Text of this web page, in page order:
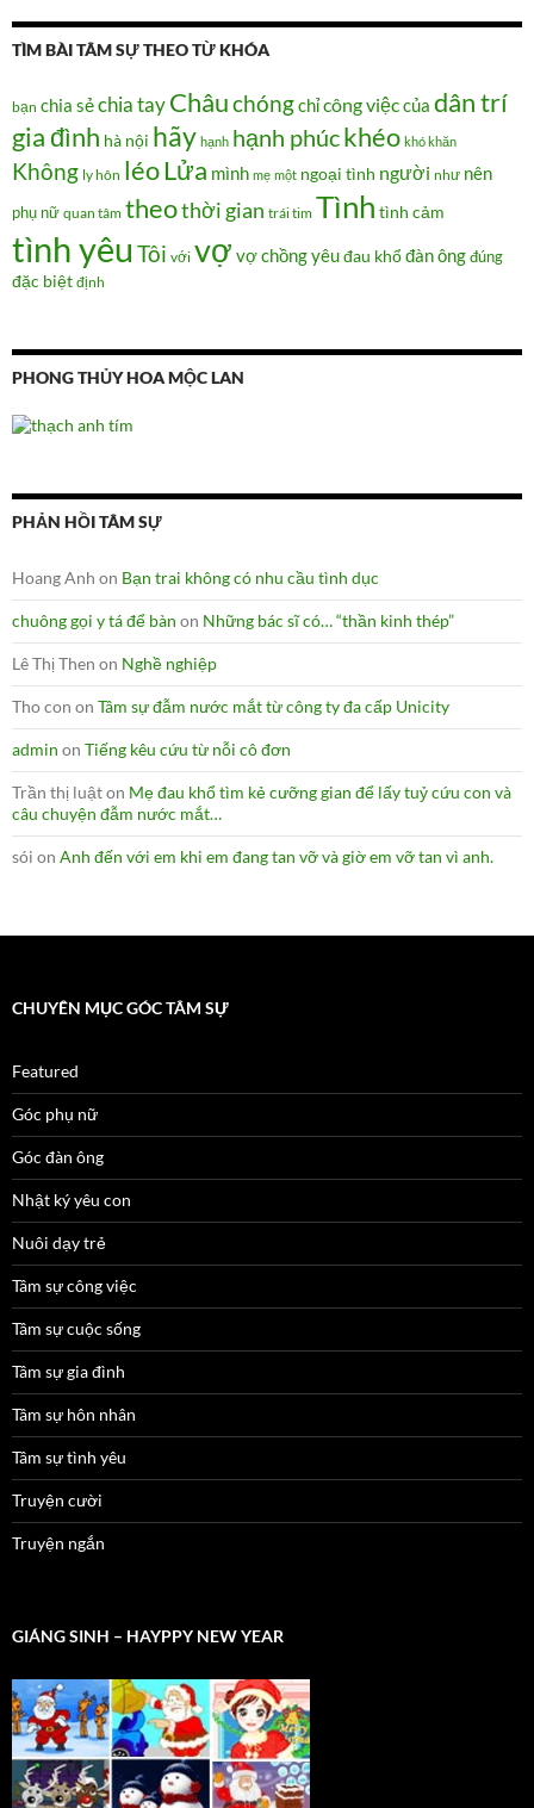
TÌM BÀI TÂM SỰ THEO TỪ KHÓA
bạn chia sẻchia tay Châuchóngchỉcông việccủa dân trí
gia đình hà nội hãy hạnh hạnh phúckhéo khó khăn
Không ly hôn léoLửa mình mẹ một ngoại tình người như nên
phụ nữ quan tâm theothời gian trái tim Tình tình cảm
tình yêu Tôi với vợ vợ chồngyêuđau khổđàn ôngđúng
đặc biệt định
PHONG THỦY HOA MỘC LAN
PHẢN HỒI TÂM SỰ
Hoang Anh on Bạn trai không có nhu cầu tình dục
chuông gọi y tá để bàn on Những bác sĩ có… “thần kinh thép”
Lê Thị Then on Nghề nghiệp
Tho con on Tâm sự đẫm nước mắt từ công ty đa cấp Unicity
admin on Tiếng kêu cứu từ nỗi cô đơn
Trần thị luậton Mẹ đau khổ tìm kẻ cưỡng gian để lấy tuỷ cứu con và
câu chuyện đẫm nước mắt…
sói on Anh đến với em khi em đang tan vỡ và giờ em vỡ tan vì anh.
CHUYÊN MỤC GÓC TÂM SỰ
Featured
Góc phụ nữ
Góc đàn ông
Nhật ký yêu con
Nuôi dạy trẻ
Tâm sự công việc
Tâm sự cuộc sống
Tâm sự gia đình
Tâm sự hôn nhân
Tâm sự tình yêu
Truyện cười
Truyện ngắn
GIÁNG SINH – HAYPPY NEW YEAR